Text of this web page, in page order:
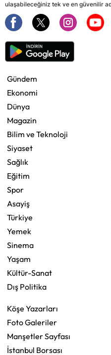
ulaşabileceğiniz tek ve en güvenilir
Gündem
Ekonomi
Dünya
Magazin
Bilim ve Teknoloji
Siyaset
Sağlık
Eğitim
Spor
Asayiş
Türkiye
Yemek
Sinema
Yaşam
Kültür-Sanat
Dış Politika
Köşe Yazarları
Foto Galeriler
Manşetler Sayfası
İstanbul Borsası